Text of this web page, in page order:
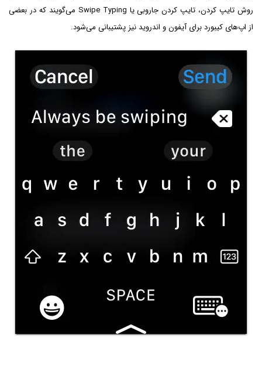
روش تایپ کردن، تایپ کردن جاروبی یا Swipe Typing می‌گویند که در بعضی
از اپ‌های کیبورد برای آیفون و اندروید نیز پشتیبانی می‌شود.